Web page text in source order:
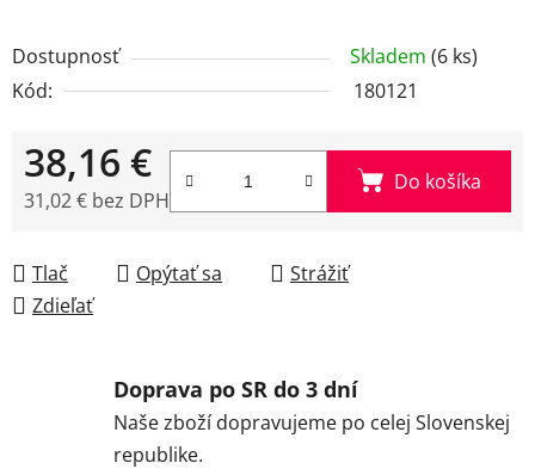
Dostupnosť Skladem (6 ks)
Kód:
180121
38,16 €
31,02 € bez DPH
Do košíka
Tlač Opýtať sa
Strážiť
Zdieľať
Doprava po SR do 3 dní
Naše zboží dopravujeme po celej Slovenskej
republike.